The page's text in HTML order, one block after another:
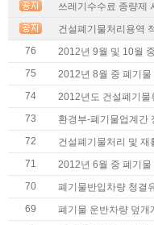
쓰레기수수료 종량제
건설폐기물처리용역
76
2012년 9월 및 10월
75
2012년 8월 중 폐기물
74
2012년도 건설폐기물
73
환경부-폐기물업계간
72
건설폐기물처리 및 재
71
2012년 6월 중 폐기물
70
폐기물반입차량 청결
69
폐기물 운반차량 덮개